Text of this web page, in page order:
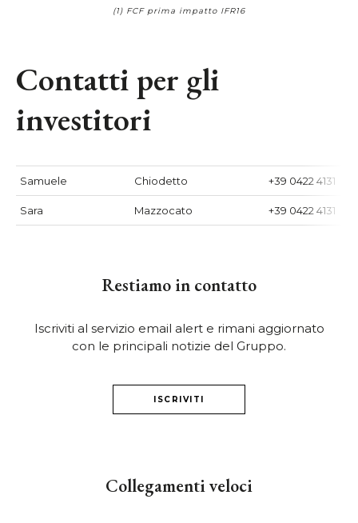
(1) FCF prima impatto IFR16
Contatti per gli
investitori
Samuele Chiodetto +39 0422 4131
Sara Mazzocato +39 0422 4131
Restiamo in contatto
Iscriviti al servizio email alert e rimani aggiornato
con le principali notizie del Gruppo.
ISCRIVITI
Collegamenti veloci